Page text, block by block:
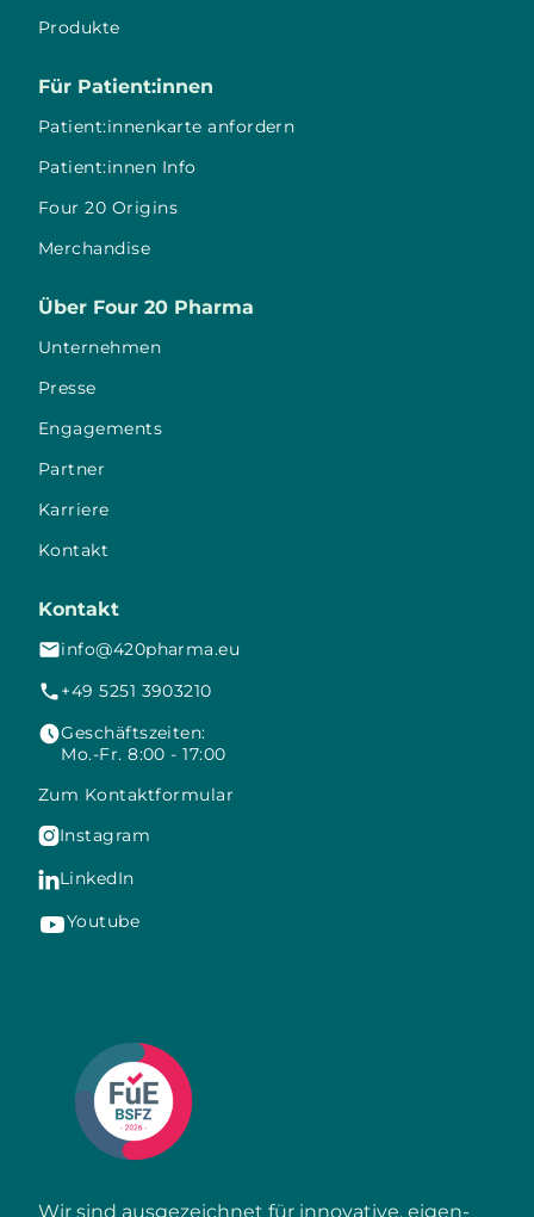
Produkte
Für Patient:innen
Patient:innenkarte anfordern
Patient:innen Info
Four 20 Origins
Merchandise
Über Four 20 Pharma
Unternehmen
Presse
Engagements
Partner
Karriere
Kontakt
Kontakt
info@420pharma.eu
+49 5251 3903210
Geschäftszeiten:
Mo.-Fr. 8:00 - 17:00
Zum Kontaktformular
Instagram
LinkedIn
Youtube
Wir sind ausgezeichnet für innovative, eigen­